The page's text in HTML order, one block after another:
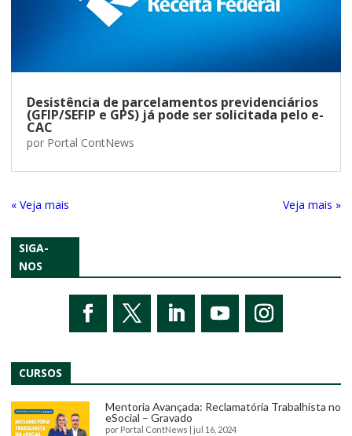
Desistência de parcelamentos previdenciários
(GFIP/SEFIP e GPS) já pode ser solicitada pelo e-
CAC
por Portal ContNews
« Entradas Antigas Próximas Entradas »
SIGA-
NOS
CURSOS
Mentoria Avançada: Reclamatória Trabalhista no
eSocial – Gravado
por Portal ContNews jul 16, 2024